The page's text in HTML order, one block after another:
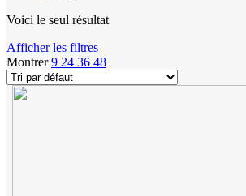
Voici le seul résultat
Afficher les filtres
Montrer9 24 36 48